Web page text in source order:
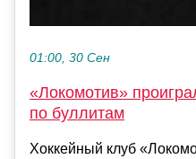
01:00, 30 Сен
«Локомотив»
по буллитам
Хоккейный клуб